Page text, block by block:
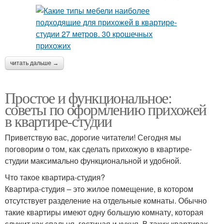
читать дальше →
Простое и функциональное:
советы по оформлению прихожей
в квартире-студии
Приветствую вас, дорогие читатели! Сегодня мы
поговорим о том, как сделать прихожую в квартире-
студии максимально функциональной и удобной.
Что такое квартира-студия?
Квартира-студия – это жилое помещение, в котором
отсутствует разделение на отдельные комнаты. Обычно
такие квартиры имеют одну большую комнату, которая